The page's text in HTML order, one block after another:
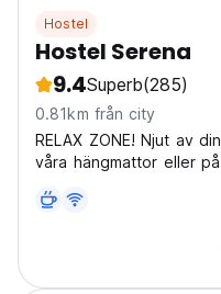
Hostel
Hostel Serena
9.4Superb(285)
0.81km från city
RELAX ZONE! Njut av
våra hängmattor eller